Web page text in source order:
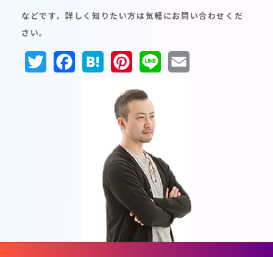
などです。詳しく知りたい方は気軽にお問い合わせくだ
さい。
TwitterFacebookHatenaPinterest
Line